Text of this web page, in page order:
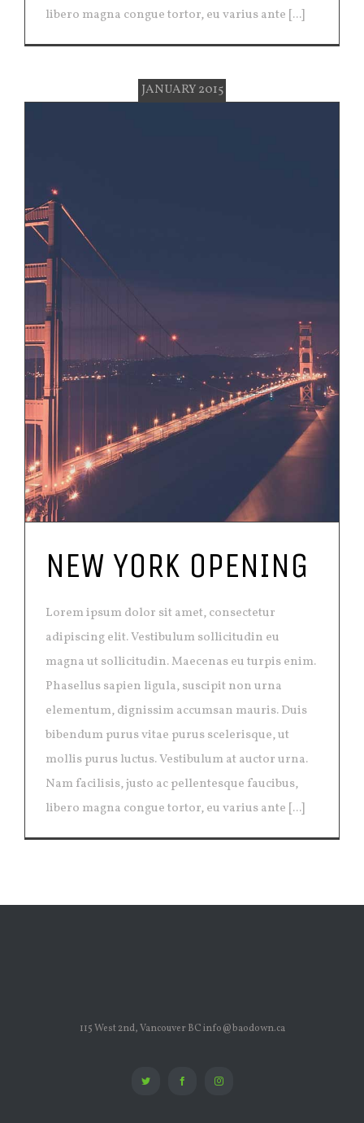
libero magna congue tortor, eu varius ante [...]
JANUARY 2015
NEW YORK OPENING
Lorem ipsum dolor sit amet, consectetur
adipiscing elit. Vestibulum sollicitudin eu
magna ut sollicitudin. Maecenas eu turpis enim.
Phasellus sapien ligula, suscipit non urna
elementum, dignissim accumsan mauris. Duis
bibendum purus vitae purus scelerisque, ut
mollis purus luctus. Vestibulum at auctor urna.
Nam facilisis, justo ac pellentesque faucibus,
libero magna congue tortor, eu varius ante [...]
115 West 2nd, Vancouver BC info@baodown.ca
Twitter FacebookInstagram